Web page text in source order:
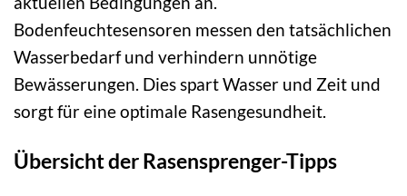
Bodenfeuchtesensoren messen den tatsächlichen
Wasserbedarf und verhindern unnötige
Bewässerungen. Dies spart Wasser und Zeit und
sorgt für eine optimale Rasengesundheit.
Übersicht der Rasensprenger-Tipps